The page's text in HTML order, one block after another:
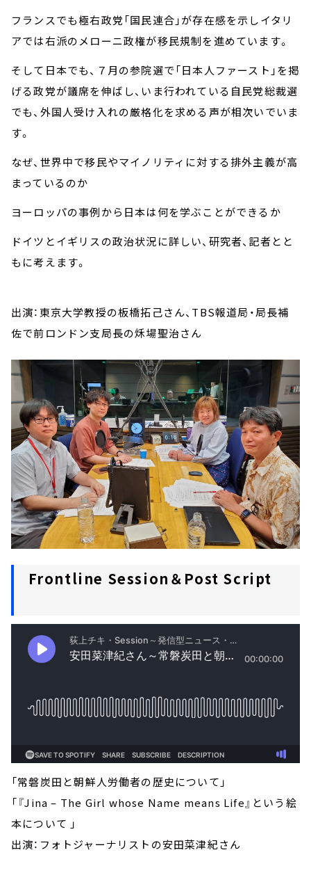
フランスでも極右政党「国民連合」が存在感を示しイタリ
アでは右派のメローニ政権が移民規制を進めています。
そして日本でも、７月の参院選で「日本人ファースト」を掲
げる政党が議席を伸ばし、いま行われている自民党総裁選
でも、外国人受け入れの厳格化を求める声が相次いでいま
す。
なぜ、世界中で移民やマイノリティに対する排外主義が高
まっているのか
ヨーロッパの事例から日本は何を学ぶことができるか
ドイツとイギリスの政治状況に詳しい、研究者、記者とと
もに考えます。
出演：東京大学教授の板橋拓己さん、TBS報道局・局長補
佐で前ロンドン支局長の秌場聖治さん
Frontline Session＆Post Script
「常磐炭田と朝鮮人労働者の歴史について」
「『Jina – The Girl whose Name means Life』という絵
本について 」
出演：フォトジャーナリストの安田菜津紀さん